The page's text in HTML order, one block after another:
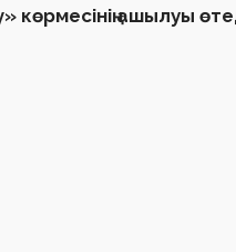
ашылуы